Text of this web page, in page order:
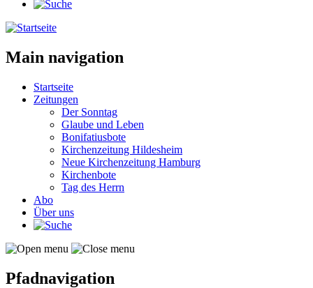
Main navigation
Startseite
Zeitungen
Der Sonntag
Glaube und Leben
Bonifatiusbote
Kirchenzeitung Hildesheim
Neue Kirchenzeitung Hamburg
Kirchenbote
Tag des Herrn
Abo
Über uns
Pfadnavigation